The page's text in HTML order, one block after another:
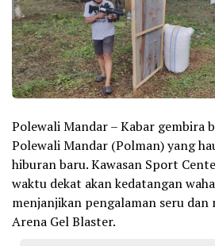
Polewali Mandar – Kabar gembira
Polewali Mandar (Polman) yang
hiburan baru. Kawasan Sport
waktu dekat akan kedatangan
menjanjikan pengalaman seru dan
Arena Gel Blaster.